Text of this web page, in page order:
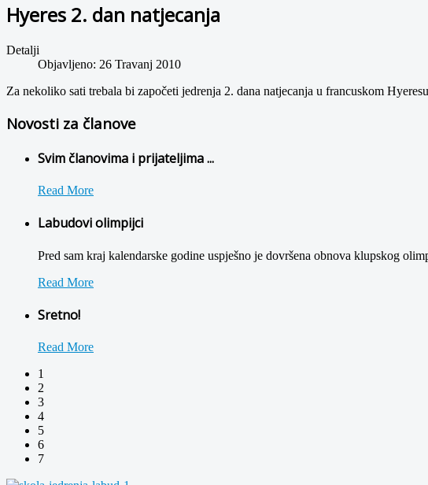
Hyeres 2. dan natjecanja
Detalji
Objavljeno: 26 Travanj 2010
Za nekoliko sati trebala bi započeti jedrenja 2. dana natjecanja u francuskom
Novosti za članove
Svim članovima i prijateljima ...
Read More
Labudovi olimpijci
Pred sam kraj kalendarske godine uspješno je dovršena obnova klupskog
Read More
Sretno!
Read More
1
2
3
4
5
6
7